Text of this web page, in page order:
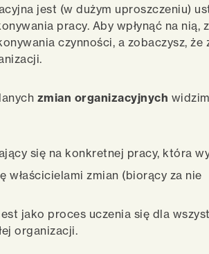
jest (w dużym uproszczeniu)
pracy. Aby wpłynąć na nią,
czynności, a zobaczysz, że
zmian organizacyjnych
się na konkretnej pracy, która
właścicielami zmian (biorący za nie
jako proces uczenia się dla
organizacji.